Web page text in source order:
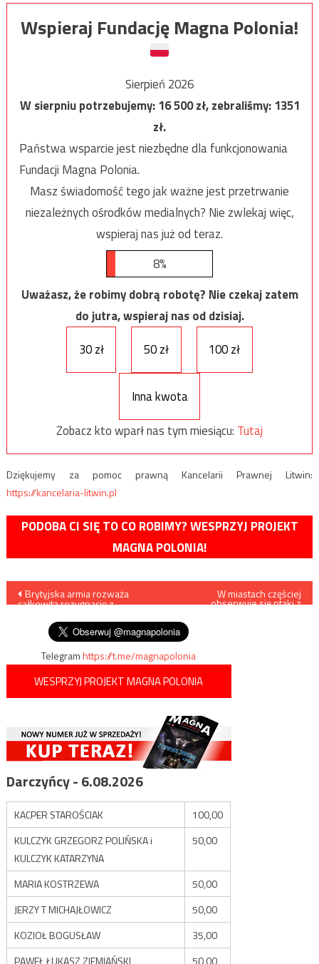
Wspieraj Fundację Magna Polonia!
Sierpień 2026
W sierpniu potrzebujemy:16 500zł, zebraliśmy:1351
zł.
Państwa wsparcie jest niezbędne dla funkcjonowania
Fundacji Magna Polonia.
Masz świadomość tego jak ważne jest przetrwanie
niezależnych ośrodków medialnych? Nie zwlekaj więc,
wspieraj nas już od teraz.
8%
Uważasz, że robimy dobrą robotę? Nie czekaj zatem
do jutra, wspieraj nas od dzisiaj.
30 zł
50 zł 100 zł
Inna kwota
Zobacz kto wparł nas tym miesiącu: Tutaj
Dziękujemy za pomoc prawną Kancelarii Prawnej Litwin:
https://kancelaria-litwin.pl
PODOBA CI SIĘ TO CO ROBIMY? WESPRZYJ PROJEKT
MAGNA POLONIA!
Nawigacja
wpisu
Brytyjska armia rozważa
całkowitą rezygnację z
W miastach częściej
obserwuje się ptaki z
Telegramhttps://t.me/magnapolonia
WESPRZYJ PROJEKT MAGNA POLONIA
Darczyńcy - 6.08.2026
KACPER STAROŚCIAK
100,00
KULCZYK GRZEGORZ POLIŃSKA i
KULCZYK KATARZYNA
50,00
MARIA KOSTRZEWA
50,00
JERZY T MICHAJŁOWICZ
50,00
KOZIOŁ BOGUSŁAW
35,00
PAWEŁ ŁUKASZ ZIEMIAŃSKI
50,00